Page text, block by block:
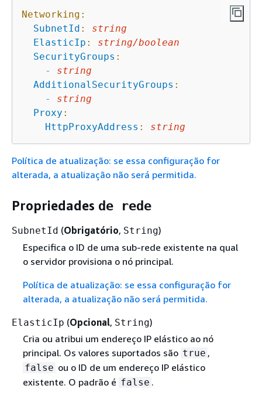
Networking:
SubnetId :
string
ElasticIp :
string/boolean
SecurityGroups :
-
string
AdditionalSecurityGroups :
-
string
Proxy :
HttpProxyAddress : string
Política de atualização: se essa configuração for
alterada, a atualização não será permitida.
Propriedades de rede
SubnetId (Obrigatório, String)
Especifica o ID de uma sub-rede existente na qual
o servidor provisiona o nó principal.
Política de atualização: se essa configuração for
alterada, a atualização não será permitida.
ElasticIp (Opcional, String)
Cria ou atribui um endereço IP elástico ao nó
principal. Os valores suportados são true ,
false ou o ID de um endereço IP elástico
existente. O padrão é false .